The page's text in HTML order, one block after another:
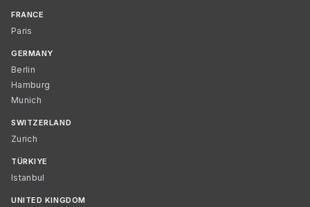
FRANCE
Paris
GERMANY
Berlin
Hamburg
Munich
SWITZERLAND
Zurich
TÜRKIYE
Istanbul
UNITED KINGDOM